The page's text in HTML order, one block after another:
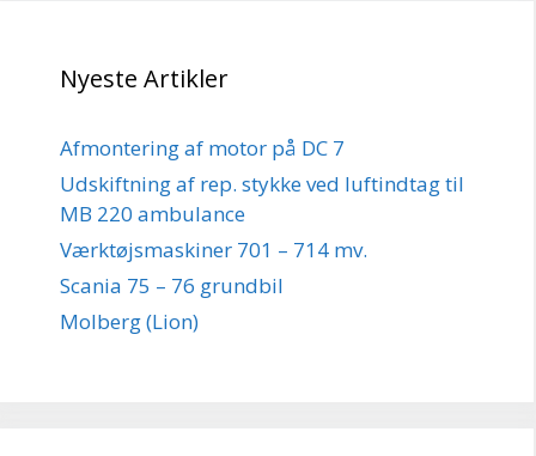
Nyeste Artikler
Afmontering af motor på DC 7
Udskiftning af rep. stykke ved luftindtag til
MB 220 ambulance
Værktøjsmaskiner 701 – 714 mv.
Scania 75 – 76 grundbil
Molberg (Lion)